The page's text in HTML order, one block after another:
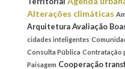
Alterações climáticas
Arquitetura Avaliação
cidades inteligentes
Consulta Pública Contratação
Paisagem Cooperação